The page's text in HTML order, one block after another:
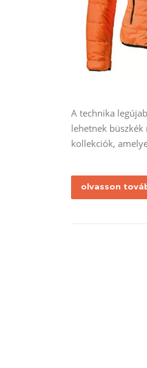
A technika
lehetnek
kollekciók,
olvasson